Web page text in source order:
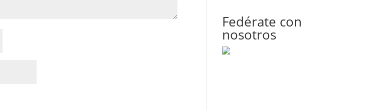
Fedérate con
nosotros